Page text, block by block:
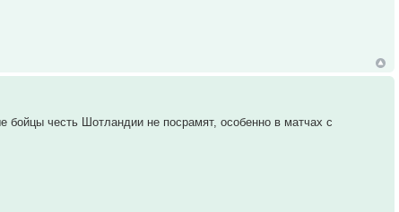
бойцы честь Шотландии не посрамят, особенно в матчах с